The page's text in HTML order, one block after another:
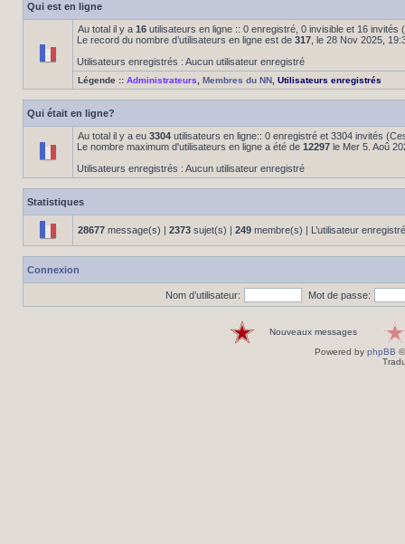
Qui est en ligne
Au total il y a 16 utilisateurs en ligne :: 0 enregistré, 0 invisible et 16
Le record du nombre d’utilisateurs en ligne est de 317 , le 28 Nov 2025,
Utilisateurs enregistrés : Aucun utilisateur enregistré
Légende :: Administrateurs Membres du NN Utilisateurs enregistrés
Qui était en ligne?
Au total il y a eu 3304 utilisateurs en ligne:: 0 enregistré et 3304 invités
Le nombre maximum d'utilisateurs en ligne a été de 12297 le Mer 5. Aoû
Utilisateurs enregistrés : Aucun utilisateur enregistré
Statistiques
28677 message(s) | 2373 sujet(s) | 249 membre(s) | L’utilisateur
Connexion
Nom d’utilisateur: Mot de passe:
Nouveaux messages
Powered by phpBB